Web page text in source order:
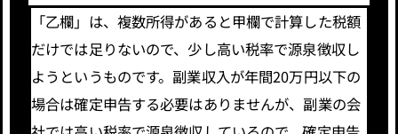
「乙欄」は、複数所得があると甲欄で計算した税額
だけでは足りないので、少し高い税率で源泉徴収し
ようというものです。副業収入が年間20万円以下の
場合は確定申告する必要はありませんが、副業の会